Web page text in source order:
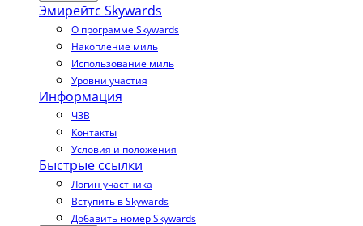
Эмирейтс Skywards
О программе Skywards
Накопление миль
Использование миль
Уровни участия
Информация
ЧЗВ
Контакты
Условия и положения
Быстрые ссылки
Логин участника
Вступить в Skywards
Добавить номер Skywards